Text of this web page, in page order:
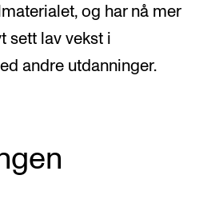
og har nå mer
sett lav vekst i
andre utdanninger.